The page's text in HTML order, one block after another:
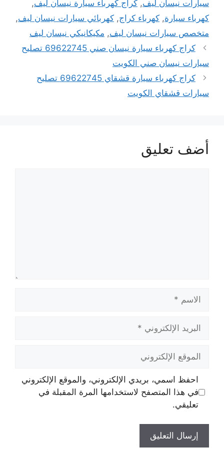
سيارات نيسان ليف, كراج كهرباء سيارة نيسان ليف,
كهرباء سيارة, كهرباء كراج, كهربائي سيارات نيسان ليف,
متخصص سيارات نيسان ليف, مكيكانيكي نيسان ليف
كراج كهرباء سيارة نيسان صني 69622745 تصليح
سيارات نيسان صني الكويت
كراج كهرباء سيارة قشقاي 69622745 تصليح
سيارات قشقاي الكويت
أضف تعليق
الاسم
البريد
الإلكتروني
الموقع
الإلكتروني
احفظ اسمي، بريدي الإلكتروني، والموقع الإلكتروني
في هذا المتصفح لاستخدامها المرة المقبلة في
تعليقي.